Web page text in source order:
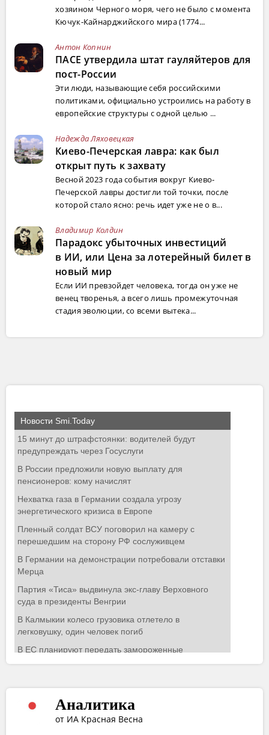
хозяином Черного моря, чего не было с момента
Кючук-Кайнарджийского мира (1774...
Антон Копнин
ПАСЕ утвердила штат гауляйтеров для
пост-России
Эти люди, называющие себя российскими
политиками, официально устроились на работу в
европейские структуры с одной целью ...
Надежда Ляховецкая
Киево-Печерская лавра: как был
открыт путь к захвату
Весной 2023 года события вокруг Киево-
Печерской лавры достигли той точки, после
которой стало ясно: речь идет уже не о в...
Владимир Колдин
Парадокс убыточных инвестиций
в ИИ, или Цена за лотерейный билет в
новый мир
Если ИИ превзойдет человека, тогда он уже не
венец творенья, а всего лишь промежуточная
стадия эволюции, со всеми вытека...
Аналитика
от ИА Красная Весна